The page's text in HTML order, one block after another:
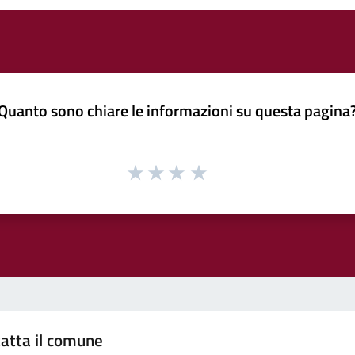
sono chiare le informazioni su questa
il comune